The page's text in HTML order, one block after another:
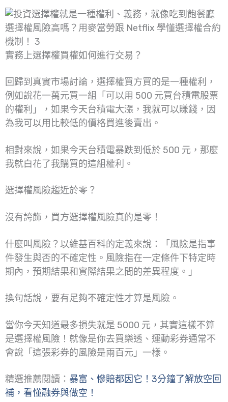
選擇權風險高嗎？用麥當勞跟 Netflix 學懂選擇權合約
機制！ 3
實務上選擇權買權如何進行交易？
回歸到真實市場討論，選擇權買方買的是一種權利，
例如說花一萬元買一組「可以用 500 元買台積電股票
的權利」，如果今天台積電大漲，我就可以賺錢，因
為我可以用比較低的價格買進後賣出。
相對來說，如果今天台積電暴跌到低於 500 元，那麼
我就白花了我購買的這組權利。
選擇權風險趨近於零？
沒有誇飾，買方選擇權風險真的是零！
什麼叫風險？以維基百科的定義來說：「風險是指事
件發生與否的不確定性。風險指在一定條件下特定時
期內，預期結果和實際結果之間的差異程度。」
換句話說，要有足夠不確定性才算是風險。
當你今天知道最多損失就是 5000 元，其實這樣不算
是選擇權風險！就像是你去買樂透、運動彩券通常不
會說「這張彩券的風險是兩百元」一樣。
精選推薦閱讀： 暴富、慘賠都因它！3分鐘了解放空回
補，看懂融券與做空！